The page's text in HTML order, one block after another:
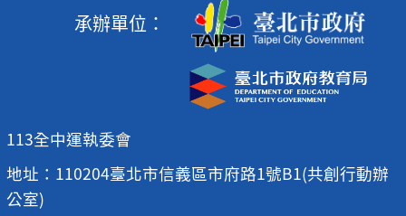
承辦單位：
113全中運執委會
地址：110204臺北市信義區市府路1號B1(共創行動辦
公室)